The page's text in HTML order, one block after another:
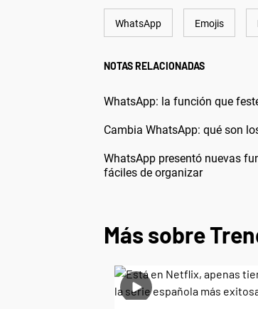
WhatsApp Emojis
NOTAS RELACIONADAS
WhatsApp: la función que
Cambia WhatsApp: qué son
WhatsApp presentó nuevas
fáciles de organizar
Más sobre